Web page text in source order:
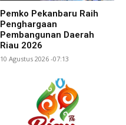
Pemko Pekanbaru Raih
Penghargaan
Pembangunan Daerah
Riau 2026
10 Agustus 2026 -07:13